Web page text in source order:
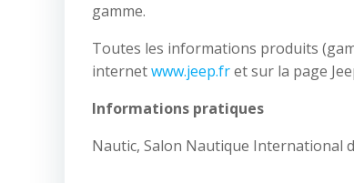
gamme.
Toutes les informations produits
internetwww.jeep.fret sur la page
Informations pratiques
Nautic, Salon Nautique International